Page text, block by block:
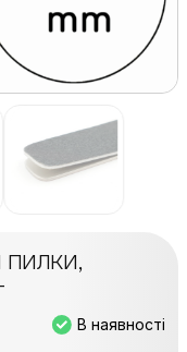
пилки,
В наявності